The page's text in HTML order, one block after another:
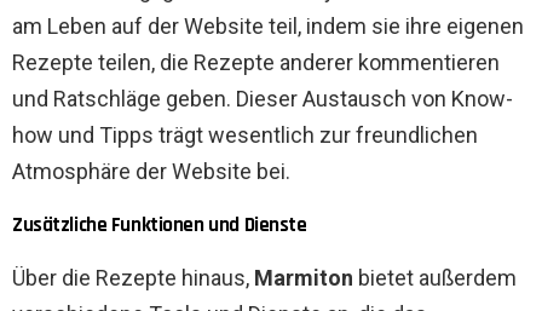
am Leben auf der Website teil, indem sie ihre eigenen
Rezepte teilen, die Rezepte anderer kommentieren
und Ratschläge geben. Dieser Austausch von Know-
how und Tipps trägt wesentlich zur freundlichen
Atmosphäre der Website bei.
Zusätzliche Funktionen und Dienste
Über die Rezepte hinaus, Marmiton bietet außerdem